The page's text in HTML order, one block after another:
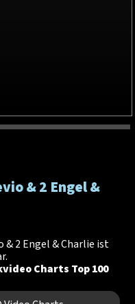
& 2 Engel &
& 2 Engel & Charlie ist
Charts Top 100